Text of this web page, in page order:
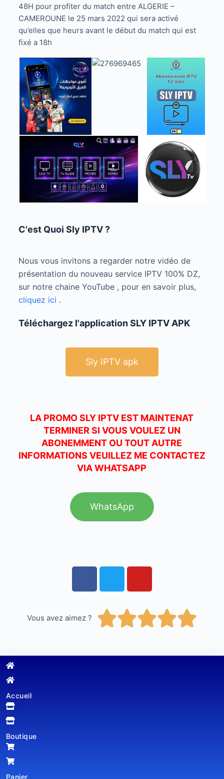
48H pour profiter du match entre ALGERIE –
CAMEROUNE le 25 mars 2022 qui sera activé
qu’elles que heurs avant le début du match qui est
fixé a 18h
C'est Quoi Sly IPTV ?
Nous vous invitons a regarder notre vidéo de
présentation du nouveau service IPTV 100% DZ,
sur notre chaine YouTube , pour en savoir plus,
cliquez ici .
Téléchargez l'application SLY IPTV APK
Sly IPTV apk
LA PROMO SLY IPTV EST MAINTENAT
TERMINER SI VOUS VOULEZ UN
ABONEMMENT OU TOUT AUTRE
INFORMATIONS VEUILLEZ ME CONTACTEZ
VIA WHATSAPP
WhatsApp
Vous avez aimez ? 
Accueil
Boutique
Panier